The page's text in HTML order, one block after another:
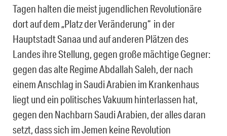
Tagen halten die meist jugendlichen Revolutionäre
dort auf dem „Platz der Veränderung“ in der
Hauptstadt Sanaa und auf anderen Plätzen des
Landes ihre Stellung, gegen große mächtige Gegner:
gegen das alte Regime Abdallah Saleh, der nach
einem Anschlag in Saudi Arabien im Krankenhaus
liegt und ein politisches Vakuum hinterlassen hat,
gegen den Nachbarn Saudi Arabien, der alles daran
setzt, dass sich im Jemen keine Revolution